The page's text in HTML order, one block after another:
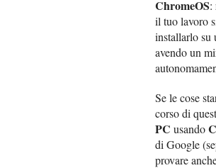
ChromeOS:
il tuo lavoro
installarlo su
avendo un
Se le cose
corso di
PC usando
di Google
provare